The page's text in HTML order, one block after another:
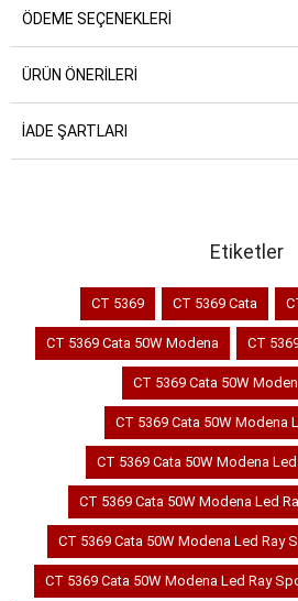
ÖDEME SEÇENEKLERI
ÜRÜN ÖNERILERI
İADE ŞARTLARI
Etiketler
CT 5369 CT 5369 Cata
CT 5369 Cata 50W Modena CT
CT 5369 Cata 50W
CT 5369 Cata 50W Modena
CT 5369 Cata 50W Modena
CT 5369 Cata 50W Modena Led
CT 5369 Cata 50W Modena Led Ray
CT 5369 Cata 50W Modena Led Ray